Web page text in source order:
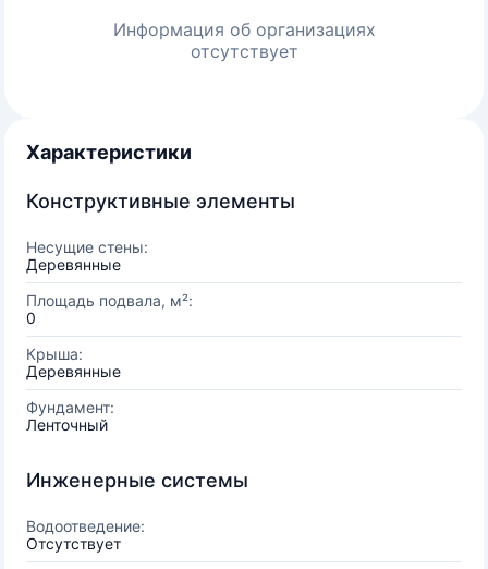
Информация об организациях
отсутствует
Характеристики
Конструктивные элементы
Несущие стены:
Деревянные
Площадь подвала, м²:
0
Крыша:
Деревянные
Фундамент:
Ленточный
Инженерные системы
Водоотведение:
Отсутствует